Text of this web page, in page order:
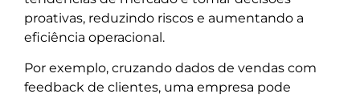
proativas, reduzindo riscos e aumentando a
eficiência operacional.
Por exemplo, cruzando dados de vendas com
feedback de clientes, uma empresa pode